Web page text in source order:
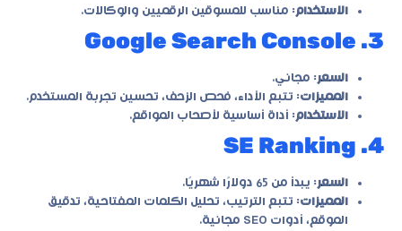
الاستخدام: مناسب للمسوقين الرقميين والوكالات.
3. Google Search Console
السعر: مجاني.
المميزات: تتبع الأداء، فحص الزحف، تحسين تجربة المستخدم.
الاستخدام: أداة أساسية لأصحاب المواقع.
4. SE Ranking
السعر: يبدأ من 65 دولارًا شهريًا.
المميزات: تتبع الترتيب، تحليل الكلمات المفتاحية، تدقيق
الموقع، أدوات SEO مجانية.